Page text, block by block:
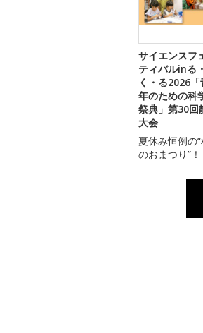
サイエンスフ
ティバルinる・
く・る2026
年のための科
祭典」第30回
大会
夏休み恒例の
のおまつり”！